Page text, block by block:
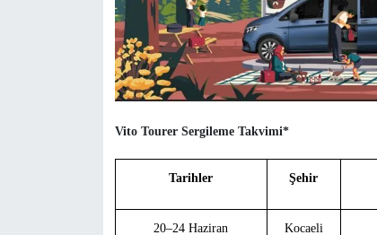
Vito Tourer Sergileme Takvimi*
Tarihler Şehir
20–24 Haziran Kocaeli